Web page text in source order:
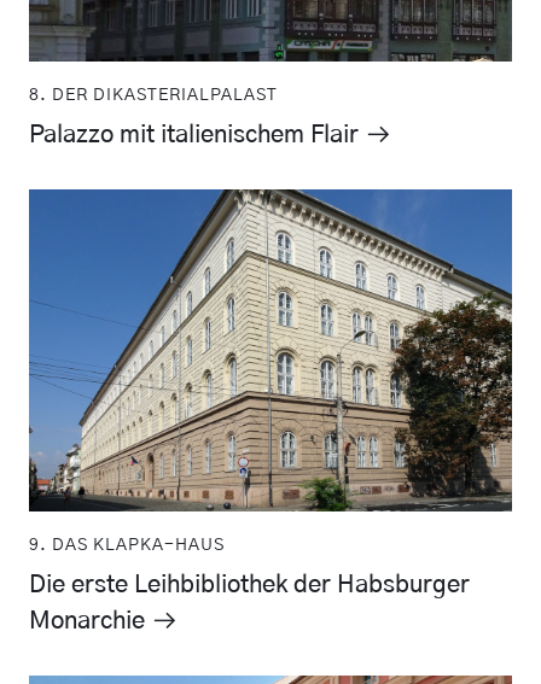
8. DER DIKASTERIALPALAST
Palazzo mit italienischem Flair
9. DAS KLAPKA-HAUS
Die erste Leihbibliothek der Habsburger
Monarchie